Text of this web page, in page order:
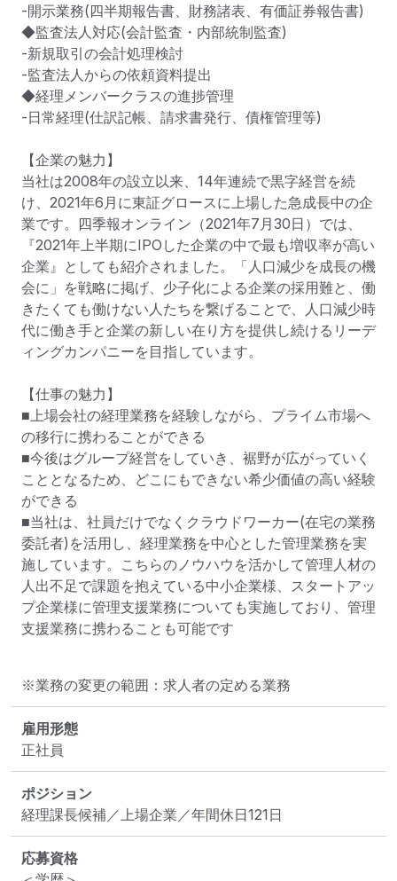
-開示業務(四半期報告書、財務諸表、有価証券報告書)
◆監査法人対応(会計監査・内部統制監査)
-新規取引の会計処理検討
-監査法人からの依頼資料提出
◆経理メンバークラスの進捗管理
-日常経理(仕訳記帳、請求書発行、債権管理等)
【企業の魅力】
当社は2008年の設立以来、14年連続で黒字経営を続
け、2021年6月に東証グロースに上場した急成長中の企
業です。四季報オンライン（2021年7月30日）では、
『2021年上半期にIPOした企業の中で最も増収率が高い
企業』としても紹介されました。「人口減少を成長の機
会に」を戦略に掲げ、少子化による企業の採用難と、働
きたくても働けない人たちを繋げることで、人口減少時
代に働き手と企業の新しい在り方を提供し続けるリーデ
ィングカンパニーを目指しています。
【仕事の魅力】
■上場会社の経理業務を経験しながら、プライム市場へ
の移行に携わることができる
■今後はグループ経営をしていき、裾野が広がっていく
こととなるため、どこにもできない希少価値の高い経験
ができる
■当社は、社員だけでなくクラウドワーカー(在宅の業務
委託者)を活用し、経理業務を中心とした管理業務を実
施しています。こちらのノウハウを活かして管理人材の
人出不足で課題を抱えている中小企業様、スタートアッ
プ企業様に管理支援業務についても実施しており、管理
支援業務に携わることも可能です
※業務の変更の範囲：求人者の定める業務
雇用形態
正社員
ポジション
経理課長候補／上場企業／年間休日121日
応募資格